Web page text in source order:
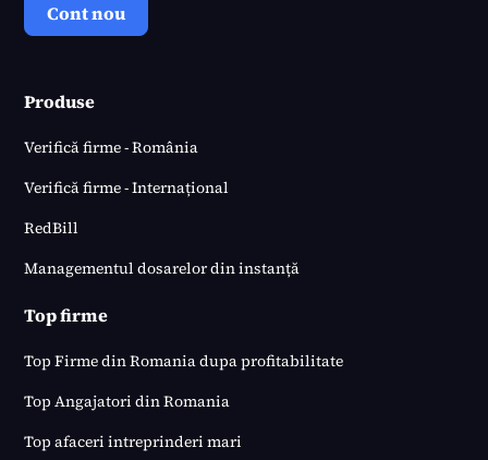
Cont nou
Produse
Verifică firme - România
Verifică firme - Internațional
RedBill
Managementul dosarelor din instanță
Top firme
Top Firme din Romania dupa profitabilitate
Top Angajatori din Romania
Top afaceri intreprinderi mari